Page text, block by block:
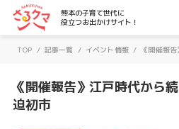
さるクマ-さるこう、熊本-
熊本の子育て世代に
役立つお出かけサイト！
TOP / 記事一覧 / イベント情報 / 《開催報
《開催報告》江戸時代から
迫初市